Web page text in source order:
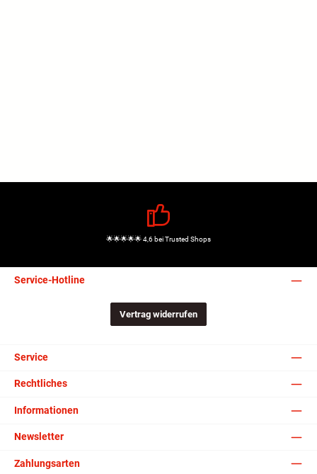
🌟🌟🌟🌟🌟 4,6 bei Trusted Shops
Service-Hotline
Vertrag widerrufen
Service
Rechtliches
Informationen
Newsletter
Zahlungsarten